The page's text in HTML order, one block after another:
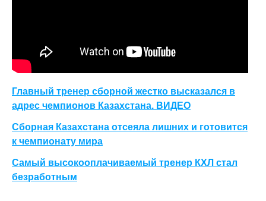
Главный тренер сборной жестко высказался в
адрес чемпионов Казахстана. ВИДЕО
Сборная Казахстана отсеяла лишних и готовится
к чемпионату мира
Самый высокооплачиваемый тренер КХЛ стал
безработным